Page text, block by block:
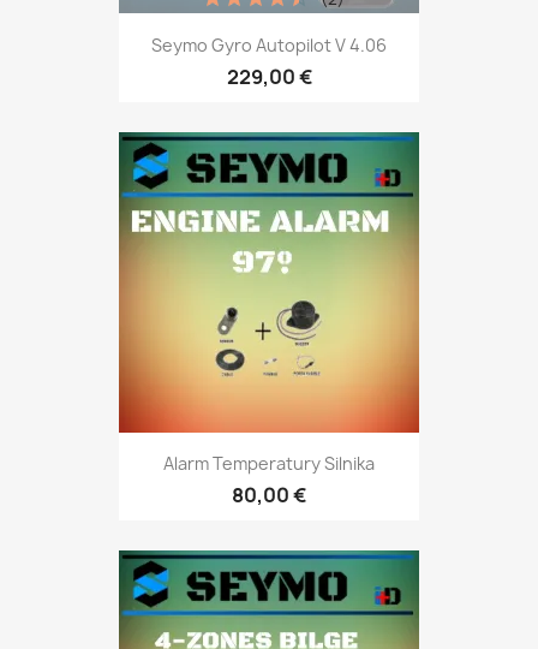
Seymo Gyro Autopilot V 4.06
229,00 €
Alarm Temperatury Silnika
80,00 €